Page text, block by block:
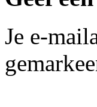
Je e-